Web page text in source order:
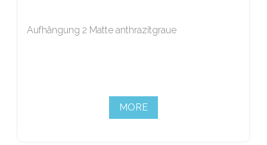
Aufhängung 2 Matte anthrazitgraue
MORE